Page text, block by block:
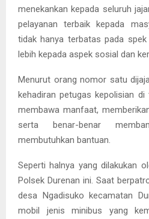
menekankan kepada seluruh
pelayanan terbaik kepada
tidak hanya terbatas pada
lebih kepada aspek sosial dan
Menurut orang nomor satu
kehadiran petugas kepolisian
membawa manfaat,
serta benar-benar
membutuhkan bantuan.
Seperti halnya yang dilakukan
Polsek Durenan ini. Saat
desa Ngadisuko kecamatan
mobil jenis minibus yang